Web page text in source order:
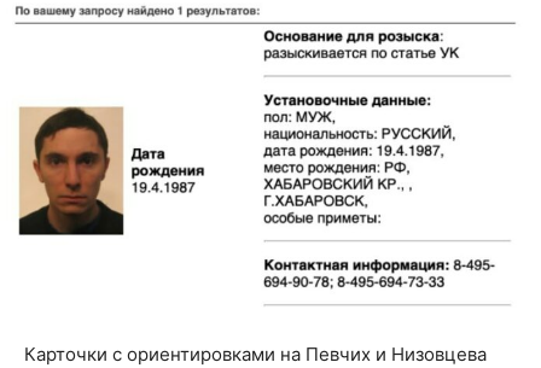
Карточки с ориентировками на Певчих и Низовцева